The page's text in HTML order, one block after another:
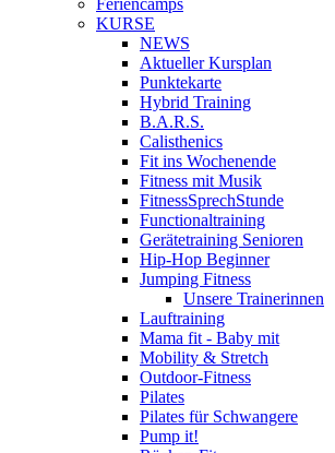
Feriencamps
KURSE
NEWS
Aktueller Kursplan
Punktekarte
Hybrid Training
B.A.R.S.
Calisthenics
Fit ins Wochenende
Fitness mit Musik
FitnessSprechStunde
Functionaltraining
Gerätetraining Senioren
Hip-Hop Beginner
Jumping Fitness
Unsere Trainerinnen
Lauftraining
Mama fit - Baby mit
Mobility & Stretch
Outdoor-Fitness
Pilates
Pilates für Schwangere
Pump it!